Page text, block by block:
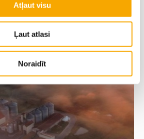
Atļaut visu
Ļaut atlasi
Noraidīt